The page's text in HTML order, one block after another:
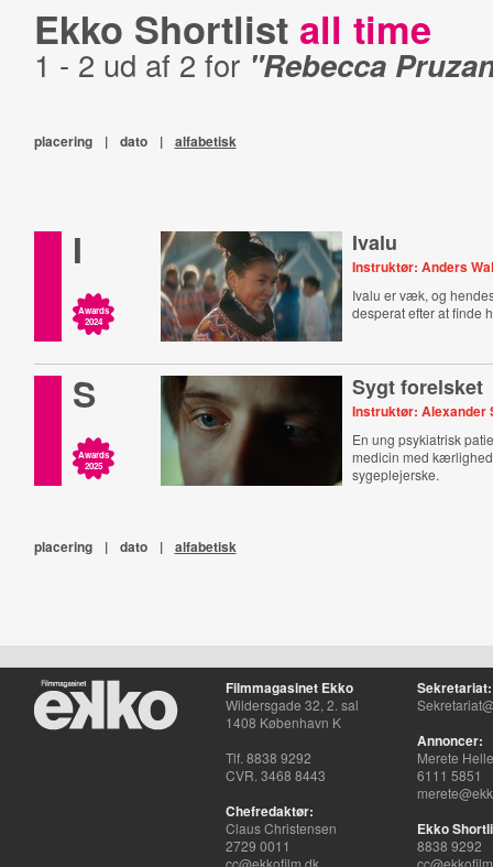
Ekko Shortlist all time
1 - 2 ud af 2 for "Rebecca
placering | dato | alfabetisk
I
Awards
2024
Ivalu
Instruktør: Anders
Ivalu er væk, og
desperat efter at finde
S
Awards
2025
Sygt forelsket
Instruktør: Alexander
En ung psykiatrisk
medicin med
sygeplejerske.
placering | dato | alfabetisk
Filmmagasinet Ekko
Wildersgade 32, 2. sal
1408 København K
Tlf. 8838 9292
CVR. 3468 8443
Chefredaktør:
Claus Christensen
2729 0011
cc@ekkofilm.dk
Sekretariat:
Annoncer:
Merete
6111 5851
Ekko
8838 9292